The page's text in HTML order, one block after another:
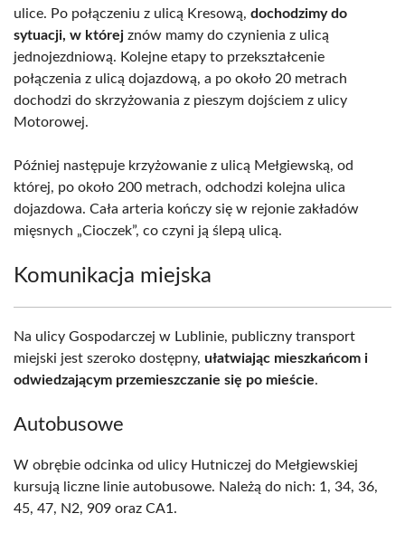
ulice. Po połączeniu z ulicą Kresową, dochodzimy do
sytuacji, w której znów mamy do czynienia z ulicą
jednojezdniową. Kolejne etapy to przekształcenie
połączenia z ulicą dojazdową, a po około 20 metrach
dochodzi do skrzyżowania z pieszym dojściem z ulicy
Motorowej.
Później następuje krzyżowanie z ulicą Mełgiewską, od
której, po około 200 metrach, odchodzi kolejna ulica
dojazdowa. Cała arteria kończy się w rejonie zakładów
mięsnych „Cioczek”, co czyni ją ślepą ulicą.
Komunikacja miejska
Na ulicy Gospodarczej w Lublinie, publiczny transport
miejski jest szeroko dostępny, ułatwiając mieszkańcom i
odwiedzającym przemieszczanie się po mieście.
Autobusowe
W obrębie odcinka od ulicy Hutniczej do Mełgiewskiej
kursują liczne linie autobusowe. Należą do nich: 1, 34, 36,
45, 47, N2, 909 oraz CA1.